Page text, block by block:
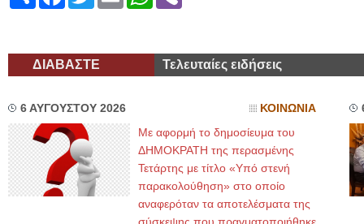
ΔΙΑΒΑΣΤΕ Τελευταίες ειδήσεις
6 ΑΥΓΟΥΣΤΟΥ 2026 ΚΟΙΝΩΝΙΑ
Με αφορμή το δημοσίευμα του
ΔΗΜΟΚΡΑΤΗ της περασμένης
Τετάρτης με τίτλο «Υπό στενή
παρακολούθηση» στο οποίο
αναφερόταν τα αποτελέσματα της